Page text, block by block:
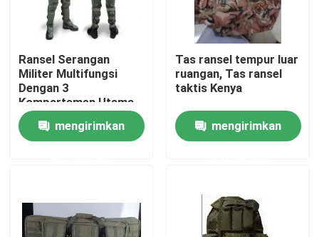
Rumah
Produk
Tentang Kami
Ransel Serangan
Militer Multifungsi
Dengan 3
Kompartemen Utama
Dan Sistem MOLLE
mengirimkan
Tas ransel tempur luar
ruangan, Tas ransel
taktis Kenya
mengirimkan